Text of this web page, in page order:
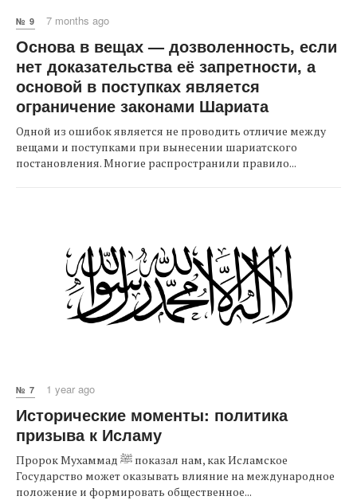
№ 9 7 months ago
Основа в вещах — дозволенность, если
нет доказательства её запретности, а
основой в поступках является
ограничение законами Шариата
Одной из ошибок является не проводить отличие между
вещами и поступками при вынесении шариатского
постановления. Многие распространили правило...
№ 7 1 year ago
Исторические моменты: политика
призыва к Исламу
Пророк Мухаммад ﷺ показал нам, как Исламское
Государство может оказывать влияние на международное
положение и формировать общественное...